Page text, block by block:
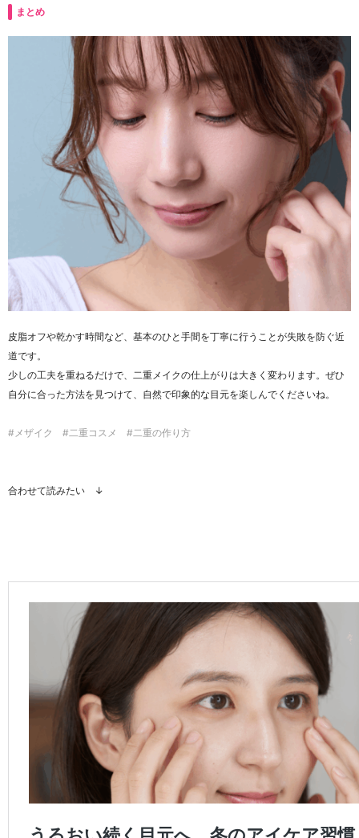
まとめ
皮脂オフや乾かす時間など、基本のひと手間を丁寧に行うことが失敗を防ぐ近
道です。
少しの工夫を重ねるだけで、二重メイクの仕上がりは大きく変わります。ぜひ
自分に合った方法を見つけて、自然で印象的な目元を楽しんでくださいね。
#メザイク #二重コスメ #二重の作り方
合わせて読みたい ↓